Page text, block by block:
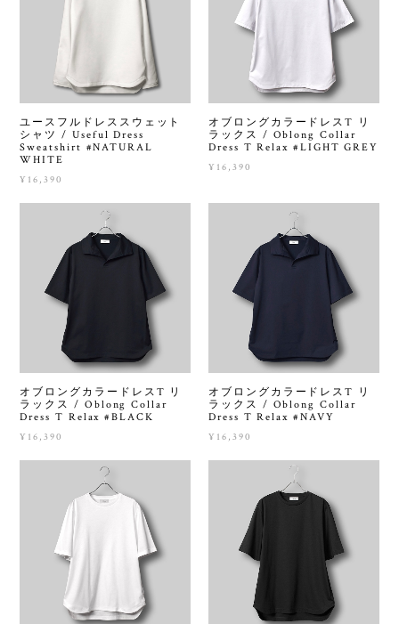
ユースフルドレススウェット
シャツ / Useful Dress
Sweatshirt #NATURAL
WHITE
¥16,390
オブロングカラードレスT リ
ラックス / Oblong Collar
Dress T Relax #LIGHT GREY
¥16,390
オブロングカラードレスT リ
ラックス / Oblong Collar
Dress T Relax #BLACK
¥16,390
オブロングカラードレスT リ
ラックス / Oblong Collar
Dress T Relax #NAVY
¥16,390